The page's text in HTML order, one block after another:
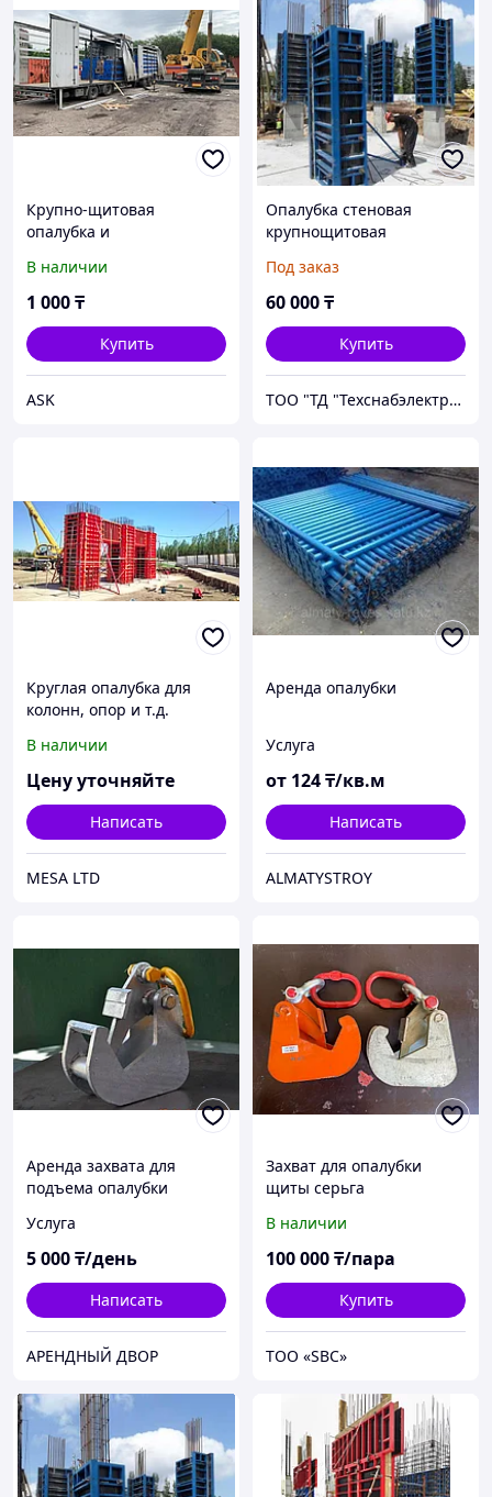
Крупно-щитовая
опалубка и
В наличии
1 000₸
Купить
ASK
Опалубка стеновая
крупнощитовая
Под заказ
60 000₸
Купить
ТОО "ТД "Техснабэлектрикс"
Круглая опалубка для
колонн, опор и т.д.
В наличии
Цену уточняйте
Написать
MESA LTD
Аренда опалубки
Услуга
от 124₸/кв.м
Написать
ALMATYSTROY
Аренда захвата для
подъема опалубки
Услуга
5 000₸/день
Написать
АРЕНДНЫЙ ДВОР
Захват для опалубки
щиты серьга
В наличии
100 000₸/пара
Купить
ТОО «SBС»